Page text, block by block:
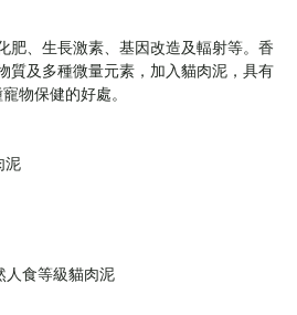
肥、生長激素、基因改造及輻射等­。香
質及多種微量元素，加入貓肉泥，具有
物保健的好處。